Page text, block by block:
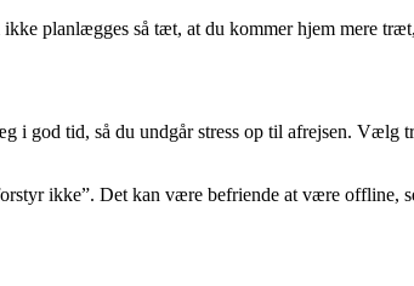
planlægges så tæt, at du kommer hjem mere
i god tid, så du undgår stress op til afrejsen.
ikke”. Det kan være befriende at være offline,